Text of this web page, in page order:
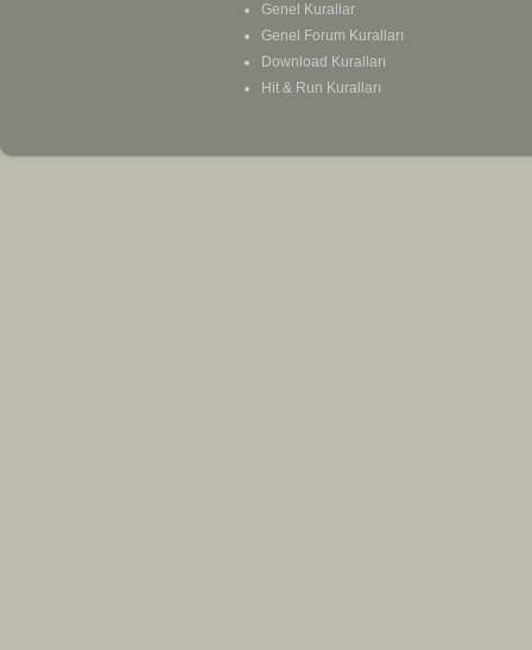
Genel Kurallar
Genel Forum Kuralları
Download Kuralları
Hit & Run Kuralları